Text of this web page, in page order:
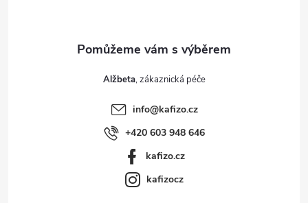
Alžbeta
info@kafizo.cz
+420 603 948 646
kafizo.cz
kafizocz